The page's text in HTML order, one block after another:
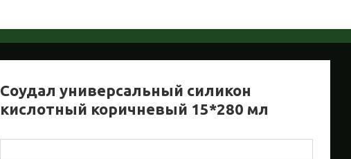
Соудал универсальный силикон
кислотный коричневый 15*280 мл